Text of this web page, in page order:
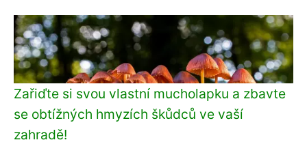
Zařiďte si svou vlastní mucholapku a zbavte
se obtížných hmyzích škůdců ve vaší
zahradě!